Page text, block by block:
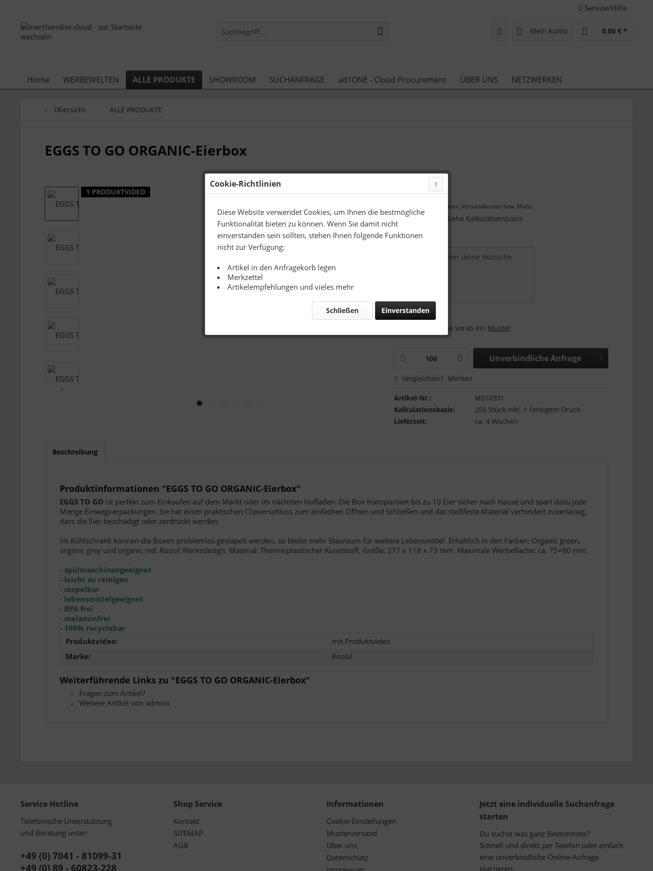
Service/Hilfe
Mein Konto 0,00 € *
Home WERBEWELTEN ALLE PRODUKTE SHOWROOM SUCHANFRAGE ad1ONE - Cloud Procurement ÜBER UNS NETZWERKEN
Übersicht ALLE PRODUKTE
EGGS TO GO ORGANIC-Eierbox
1 PRODUKTVIDEO 3,95 € *
zzgl. Drucknebenkosten, Versandkosten bzw. MwSt.
Richtpreise - Siehe Kalkulationsbasis
Musterversand:
Ich hätte gerne vorab ein Muster
Unverbindliche Anfrage
Vergleichen Merken
Artikel-Nr.:
MS10391
Kalkulationsbasis:
250 Stück inkl. 1-farbigem Druck
Lieferzeit:
ca. 4 Wochen
Beschreibung
Produktinformationen "EGGS TO GO ORGANIC-Eierbox"
EGGS TO GO ist perfekt zum Einkaufen auf dem Markt oder im nächsten Hofladen. Die Box transportiert bis zu 10 Eier sicher nach Hause und spart dazu jede
Menge Einwegverpackungen. Sie hat einen praktischen Clipverschluss zum einfachen Öffnen und Schließen und das stoßfeste Material verhindert zuverlässig,
dass die Eier beschädigt oder zerdrückt werden.
Im Kühlschrank können die Boxen problemlos gestapelt werden, so bleibt mehr Stauraum für weitere Lebensmittel. Erhältlich in den Farben: Organic green,
organic grey und organic red. Koziol Werksdesign. Material: Thermoplastischer Kunststoff, Größe: 277 x 118 x 73 mm. Maximale Werbefläche: ca. 75×60 mm.
- spülmaschinengeeignet
- leicht zu reinigen
- stapelbar
- lebensmittelgeeignet
- BPA frei
- melaminfrei
- 100% recyclebar
Produktvideo:
mit Produktvideo
Marke:
Koziol
Weiterführende Links zu "EGGS TO GO ORGANIC-Eierbox"
Fragen zum Artikel?
Weitere Artikel von admixx
Service Hotline
Telefonische Unterstützung
und Beratung unter:
+49 (0) 7041 - 81099-31
+49 (0) 89 - 60823-228
Shop Service
Kontakt
SITEMAP
AGB
Informationen
Cookie-Einstellungen
Musterversand
Über uns
Datenschutz
Jetzt eine individuelle Suchanfrage
starten
Du suchst was ganz Bestimmtes?
Schnell und direkt per Telefon oder einfach
eine unverbindliche Online-Anfrage
platzieren.
Cookie-Richtlinien
Diese Website verwendet Cookies, um Ihnen die bestmögliche
Funktionalität bieten zu können. Wenn Sie damit nicht
einverstanden sein sollten, stehen Ihnen folgende Funktionen
nicht zur Verfügung:
Artikel in den Anfragekorb legen
Merkzettel
Artikelempfehlungen und vieles mehr
Einverstanden
Schließen